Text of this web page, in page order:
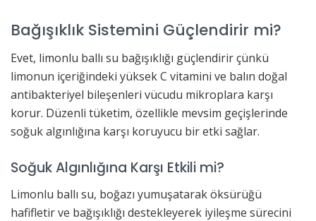
Bağışıklık Sistemini Güçlendirir mi?
Evet, limonlu ballı su bağışıklığı güçlendirir çünkü
limonun içeriğindeki yüksek C vitamini ve balın doğal
antibakteriyel bileşenleri vücudu mikroplara karşı
korur. Düzenli tüketim, özellikle mevsim geçişlerinde
soğuk algınlığına karşı koruyucu bir etki sağlar.
Soğuk Algınlığına Karşı Etkili mi?
Limonlu ballı su, boğazı yumuşatarak öksürüğü
hafifletir ve bağışıklığı destekleyerek iyileşme sürecini